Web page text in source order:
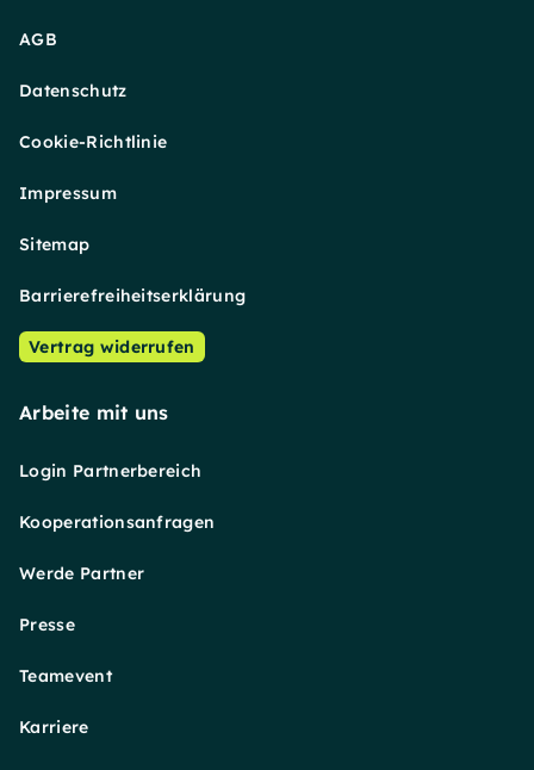
AGB
Datenschutz
Cookie-Richtlinie
Impressum
Sitemap
Barrierefreiheitserklärung
Vertrag widerrufen
Arbeite mit uns
Login Partnerbereich
Kooperationsanfragen
Werde Partner
Presse
Teamevent
Karriere